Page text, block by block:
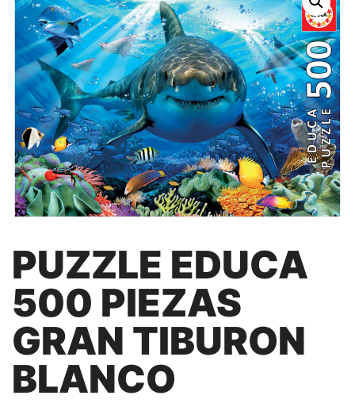
PUZZLE EDUCA
500 PIEZAS
GRAN TIBURON
BLANCO